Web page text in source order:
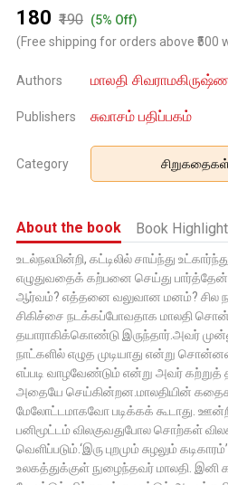
₹180 ₹190 (5% Off)
(Free shipping for orders above ₹500
Authors மாலதி
Publishers சுவாசம் பதிப்பகம்
Category
About the book Book
உடல்நலமின்றி, கட்டிலில் சாய்ந்து
எழுதுவதைக் கற்பனை செய்து
ஆர்வம்? எத்தனை வலுவான மனம்? சில
சிகிச்சை நடக்கப்போவதாக மாலதி
தயாராகிக்கொண்டு இருந்தார்.அவர்
நாட்களில் எழுத முடியாது என்று
எப்படி வாழவேண்டும் என்று அவர் கற்றுத்
அதையே செய்கின்றன.மாலதியின்
மேலோட்டமாகவோ படிக்கக் கூடாது.
பனிமூட்டம் விலகுவதுபோல சொற்கள்
வெளிப்படும்.‘இரு புறமும் சுழலும்
உலகத்துக்குள் நுழைந்தவர் மாலதி. இனி